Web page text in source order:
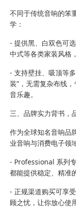
不同于传统音响的笨
学：
- 提供黑、白双色可
中式等各类家装风格
- 支持壁挂、吸顶等
装”，无需复杂布线
音乐趣。
三、品牌实力背书，
作为全球知名音响品
业音响与消费电子领
- Professional 系列
都能提供稳定、精准
- 正规渠道购买可享
顾之忧，让你放心使